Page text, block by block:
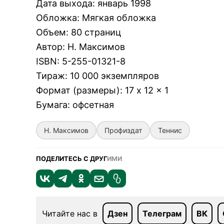
Дата выхода: январь 1998
Обложка: Мягкая обложка
Объем: 80 страниц
Автор: Н. Максимов
ISBN: 5-255-01321-8
Тираж: 10 000 экземпляров
Формат (размеры): 17 x 12 x 1
Бумага: офсетная
Н. Максимов Профиздат Теннис
ПОДЕЛИТЕСЬ С ДРУГИМИ
Читайте нас в Дзен Телеграм ВК